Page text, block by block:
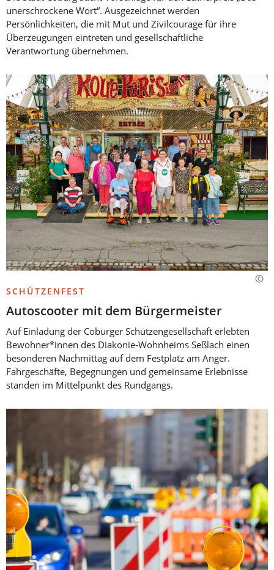
unerschrockene Wort“. Ausgezeichnet werden
Persönlichkeiten, die mit Mut und Zivilcourage für ihre
Überzeugungen eintreten und gesellschaftliche
Verantwortung übernehmen.
SCHÜTZENFEST
Autoscooter mit dem Bürgermeister
Auf Einladung der Coburger Schützengesellschaft erlebten
Bewohner*innen des Diakonie-Wohnheims Seßlach einen
besonderen Nachmittag auf dem Festplatz am Anger.
Fahrgeschäfte, Begegnungen und gemeinsame Erlebnisse
standen im Mittelpunkt des Rundgangs.